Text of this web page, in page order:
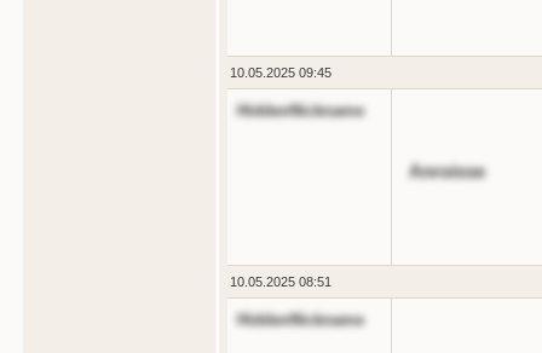
10.05.2025 09:45
HiddenNickname
Anroisse
10.05.2025 08:51
HiddenNickname